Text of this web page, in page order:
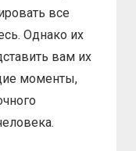
все
Однако их
вам их
моменты,